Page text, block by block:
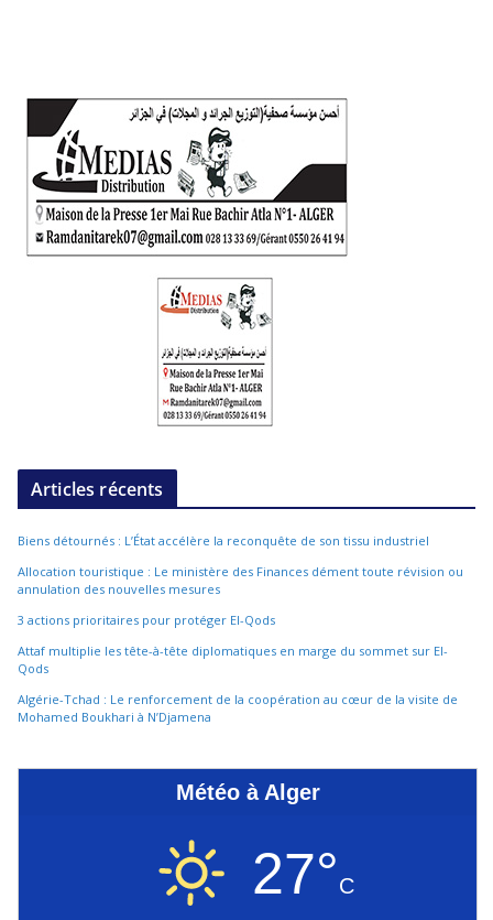
Articles récents
Biens détournés : L’État accélère la reconquête de son tissu industriel
Allocation touristique : Le ministère des Finances dément toute révision ou
annulation des nouvelles mesures
3 actions prioritaires pour protéger El-Qods
Attaf multiplie les tête-à-tête diplomatiques en marge du sommet sur El-
Qods
Algérie-Tchad : Le renforcement de la coopération au cœur de la visite de
Mohamed Boukhari à N’Djamena
Météo à Alger
27°C